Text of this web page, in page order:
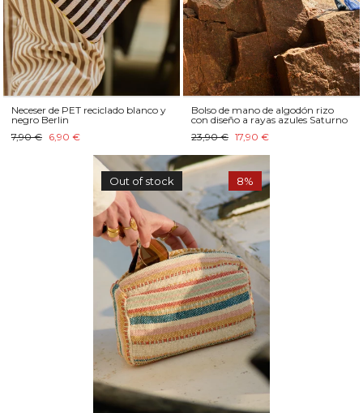
Neceser de PET reciclado blanco y
negro Berlin
7,90 € 6,90 €
Bolso de mano de algodón rizo
con diseño a rayas azules Saturno
23,90 € 17,90 €
Out of stock 8%